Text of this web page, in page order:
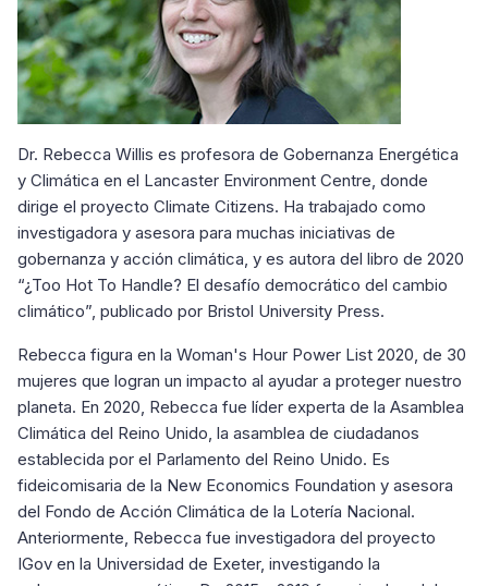
Dr. Rebecca Willis es profesora de Gobernanza Energética
y Climática en el Lancaster Environment Centre, donde
dirige el proyecto Climate Citizens. Ha trabajado como
investigadora y asesora para muchas iniciativas de
gobernanza y acción climática, y es autora del libro de 2020
“¿Too Hot To Handle? El desafío democrático del cambio
climático”, publicado por Bristol University Press.
Rebecca figura en la Woman's Hour Power List 2020, de 30
mujeres que logran un impacto al ayudar a proteger nuestro
planeta. En 2020, Rebecca fue líder experta de la Asamblea
Climática del Reino Unido, la asamblea de ciudadanos
establecida por el Parlamento del Reino Unido. Es
fideicomisaria de la New Economics Foundation y asesora
del Fondo de Acción Climática de la Lotería Nacional.
Anteriormente, Rebecca fue investigadora del proyecto
IGov en la Universidad de Exeter, investigando la